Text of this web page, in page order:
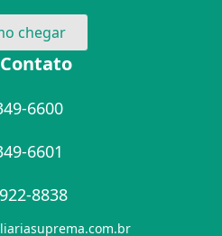
chegar
Contato
6600
6601
8838